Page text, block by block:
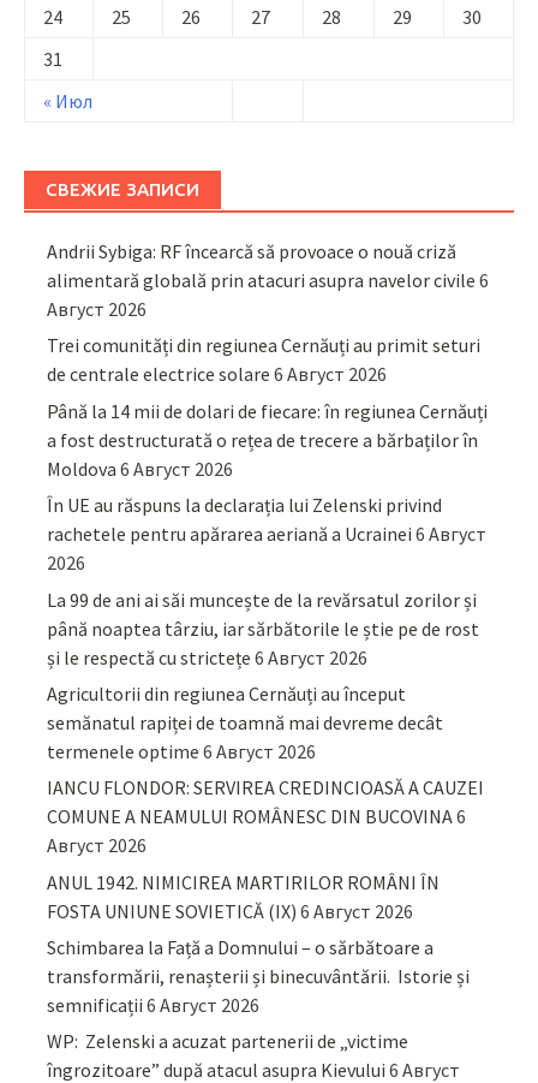
« Июл
24
25 26 27 28 29
30
31
СВЕЖИЕ ЗАПИСИ
Andrii Sybiga: RF încearcă să provoace o nouă criză
alimentară globală prin atacuri asupra navelor civile 6
Август 2026
Trei comunități din regiunea Cernăuți au primit seturi
de centrale electrice solare 6 Август 2026
Până la 14 mii de dolari de fiecare: în regiunea Cernăuți
a fost destructurată o rețea de trecere a bărbaților în
Moldova 6 Август 2026
În UE au răspuns la declarația lui Zelenski privind
rachetele pentru apărarea aeriană a Ucrainei 6 Август
2026
La 99 de ani ai săi muncește de la revărsatul zorilor și
până noaptea târziu, iar sărbătorile le știe pe de rost
și le respectă cu strictețe 6 Август 2026
Agricultorii din regiunea Cernăuți au început
semănatul rapiței de toamnă mai devreme decât
termenele optime 6 Август 2026
IANCU FLONDOR: SERVIREA CREDINCIOASĂ A CAUZEI
COMUNE A NEAMULUI ROMÂNESC DIN BUCOVINA6
Август 2026
ANUL 1942. NIMICIREA MARTIRILOR ROMÂNI ÎN
FOSTA UNIUNE SOVIETICĂ (IX) 6 Август 2026
Schimbarea la Față a Domnului – o sărbătoare a
transformării, renașterii și binecuvântării. Istorie și
semnificații 6 Август 2026
WP: Zelenski a acuzat partenerii de „victime
îngrozitoare” după atacul asupra Kievului 6 Август